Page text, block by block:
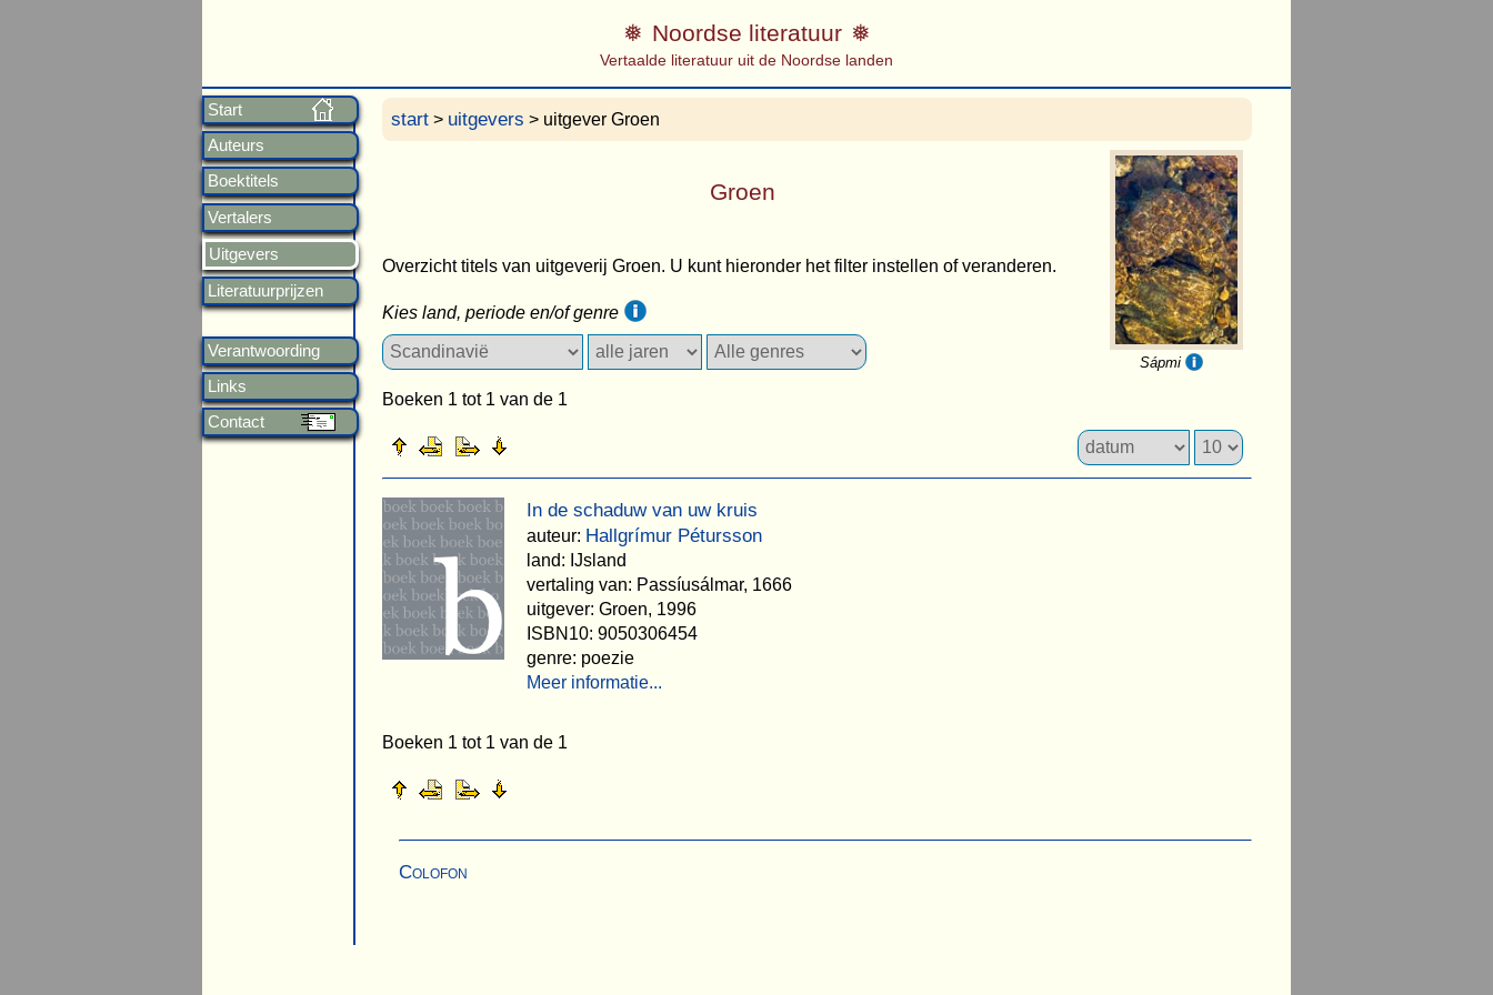
Start
Auteurs
Boektitels
Vertalers
Uitgevers
Literatuurprijzen
Verantwoording
Links
Contact
Noordse literatuur
Vertaalde literatuur uit de Noordse landen
start > uitgevers > uitgever Groen
Sápmi
Groen
Overzicht titels van uitgeverij Groen. U kunt hieronder het filter instellen of veranderen.
Kies land, periode en/of genre
Boeken 1 tot 1 van de 1
In de schaduw van uw kruis
auteur: Hallgrímur Pétursson
land: IJsland
vertaling van: Passíusálmar, 1666
uitgever: Groen, 1996
ISBN10: 9050306454
genre: poezie
Meer informatie...
Boeken 1 tot 1 van de 1
Colofon